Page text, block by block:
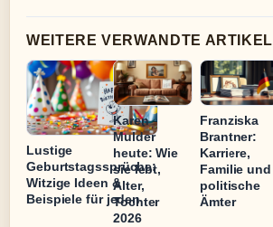
WEITERE VERWANDTE ARTIKEL
Lustige
Geburtstagssprüche:
Witzige Ideen &
Beispiele für jeden
Karen
Mulder
heute: Wie
sie lebt,
Alter,
Tochter
2026
Franziska
Brantner:
Karriere,
Familie und
politische
Ämter